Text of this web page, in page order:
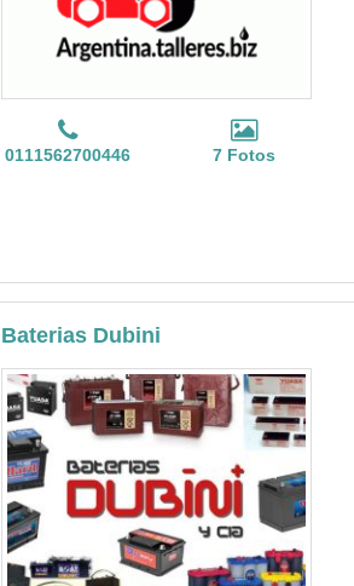
0111562700446 7 Fotos
Baterias Dubini